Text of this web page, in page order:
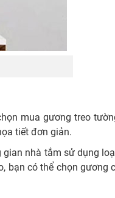
mua gương treo
tiết đơn giản.
nhà tắm sử dụng
bạn có thể chọn gương